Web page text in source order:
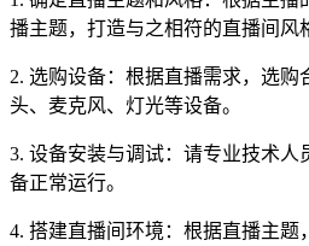
播主题，打造与之相符的直播间风
2. 选购设备：根据直播需求，选购
头、麦克风、灯光等设备。
3. 设备安装与调试：请专业技术人
备正常运行。
4. 搭建直播间环境：根据直播主题